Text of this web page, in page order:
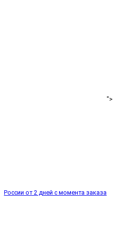
">
России от 2 дней с момента заказа